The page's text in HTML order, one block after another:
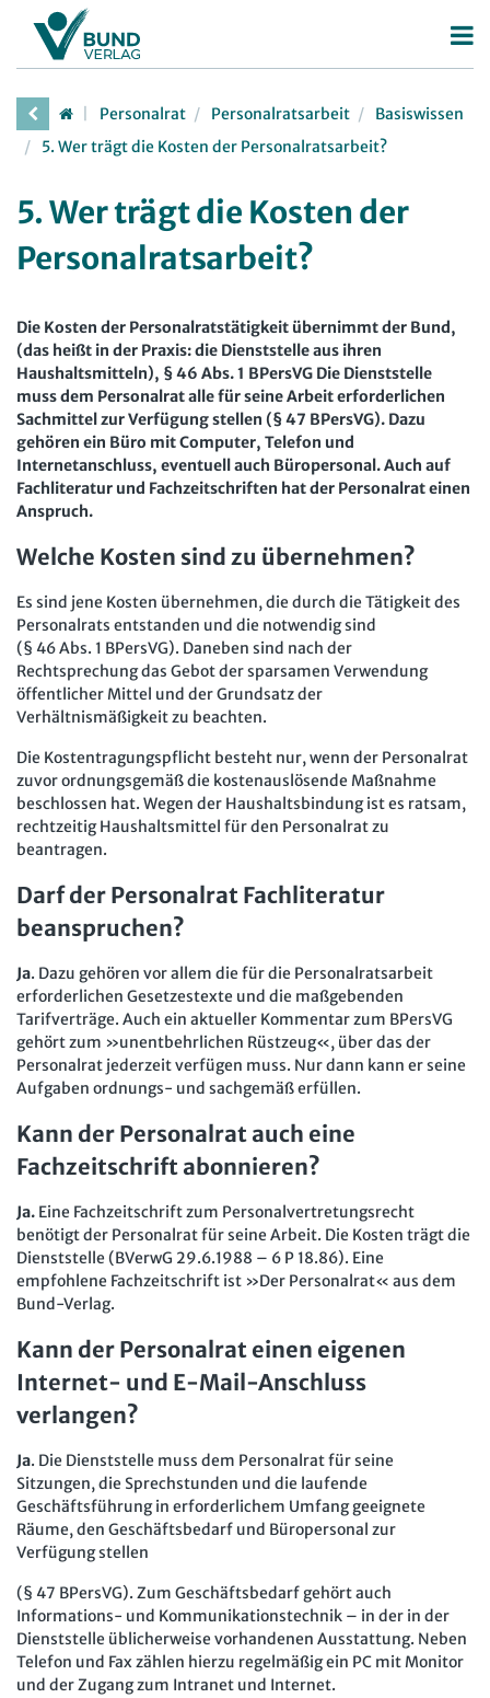
Betriebsrat
Betriebsratswahl
Mitbestimmung
Arbeitsschutz
Deutscher Betriebsrätepreis
Mitbestimmungskompass
Personalrat
Personalratsarbeit
Personalvertretungsrecht
Arbeitsschutz
Beschäftigtendatenschutz
Lexikon
JAV
Arbeit in der JAV
SBV
Arbeit in der SBV
MAV
Arbeit in der MAV
Bücher
Zeitschriften
Arbeitsrecht im Betrieb
Computer und Arbeit
Gute Arbeit
Betriebsrat und Mitbestimmung
Arbeitsschutz und Mitbestimmung
Schwerbehindertenrecht und Inklusion
Mitbestimmung
Arbeit und Recht
Soziales Recht
Soziale Sicherheit
Fachmodule
Betriebsratswissen online
Beschäftigtendatenschutz online
Personalratswissen online
JAV-Praxis online
Software
Newsletter
Bund SHOP
Abo
mein Bund-Online
Presse Interne Meldestelle Verträge kündigen
Datenschutz
AGB Impressum
Kontakt
Erklärung zur Barrierefreiheit
Widerruf
Widerrufsrecht
Verlag
Karriere Buchhandel
Personalrat Personalratsarbeit
Basiswissen
5. Wer trägt die Kosten der Personalratsarbeit?
5. Wer trägt die Kosten der
Personalratsarbeit?
Die Kosten der Personalratstätigkeit übernimmt der Bund,
(das heißt in der Praxis: die Dienststelle aus ihren
Haushaltsmitteln), § 46 Abs. 1 BPersVG Die Dienststelle
muss dem Personalrat alle für seine Arbeit erforderlichen
Sachmittel zur Verfügung stellen (§ 47 BPersVG). Dazu
gehören ein Büro mit Computer, Telefon und
Internetanschluss, eventuell auch Büropersonal. Auch auf
Fachliteratur und Fachzeitschriften hat der Personalrat einen
Anspruch.
Welche Kosten sind zu übernehmen?
Es sind jene Kosten übernehmen, die durch die Tätigkeit des
Personalrats entstanden und die notwendig sind
(§ 46 Abs. 1 BPersVG). Daneben sind nach der
Rechtsprechung das Gebot der sparsamen Verwendung
öffentlicher Mittel und der Grundsatz der
Verhältnismäßigkeit zu beachten.
Die Kostentragungspflicht besteht nur, wenn der Personalrat
zuvor ordnungsgemäß die kostenauslösende Maßnahme
beschlossen hat. Wegen der Haushaltsbindung ist es ratsam,
rechtzeitig Haushaltsmittel für den Personalrat zu
beantragen.
Darf der Personalrat Fachliteratur
beanspruchen?
Ja. Dazu gehören vor allem die für die Personalratsarbeit
erforderlichen Gesetzestexte und die maßgebenden
Tarifverträge. Auch ein aktueller Kommentar zum BPersVG
gehört zum »unentbehrlichen Rüstzeug«, über das der
Personalrat jederzeit verfügen muss. Nur dann kann er seine
Aufgaben ordnungs- und sachgemäß erfüllen.
Kann der Personalrat auch eine
Fachzeitschrift abonnieren?
Ja. Eine Fachzeitschrift zum Personalvertretungsrecht
benötigt der Personalrat für seine Arbeit. Die Kosten trägt die
Dienststelle (BVerwG 29.6.1988 – 6 P 18.86). Eine
empfohlene Fachzeitschrift ist »Der Personalrat« aus dem
Bund-Verlag.
Kann der Personalrat einen eigenen
Internet- und E-Mail-Anschluss
verlangen?
Ja. Die Dienststelle muss dem Personalrat für seine
Sitzungen, die Sprechstunden und die laufende
Geschäftsführung in erforderlichem Umfang geeignete
Räume, den Geschäftsbedarf und Büropersonal zur
Verfügung stellen
(§ 47 BPersVG). Zum Geschäftsbedarf gehört auch
Informations- und Kommunikationstechnik – in der in der
Dienststelle üblicherweise vorhandenen Ausstattung. Neben
Telefon und Fax zählen hierzu regelmäßig ein PC mit Monitor
und der Zugang zum Intranet und Internet.